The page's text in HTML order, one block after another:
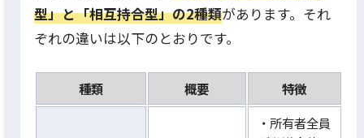
型」と「相互持合型」の2種類があります。それ
ぞれの違いは以下のとおりです。
種類 概要 特徴
・所有者全員